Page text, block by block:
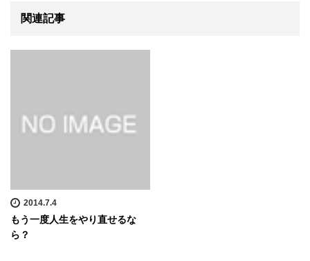
関連記事
2014.7.4
もう一度人生をやり直せるな
ら？